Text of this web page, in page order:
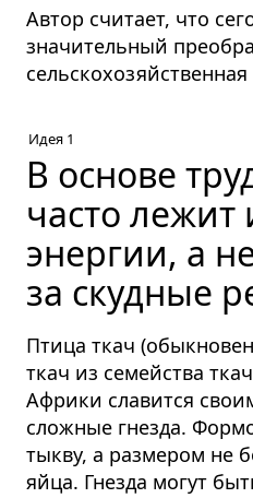
Автор считает, что
значительный
Идея 1
В основе
часто лежит
энергии, а
за скудные
Птица ткач
ткач из семейства
Африки славится
сложные гнезда.
тыкву, а размером не
яйца. Гнезда могут